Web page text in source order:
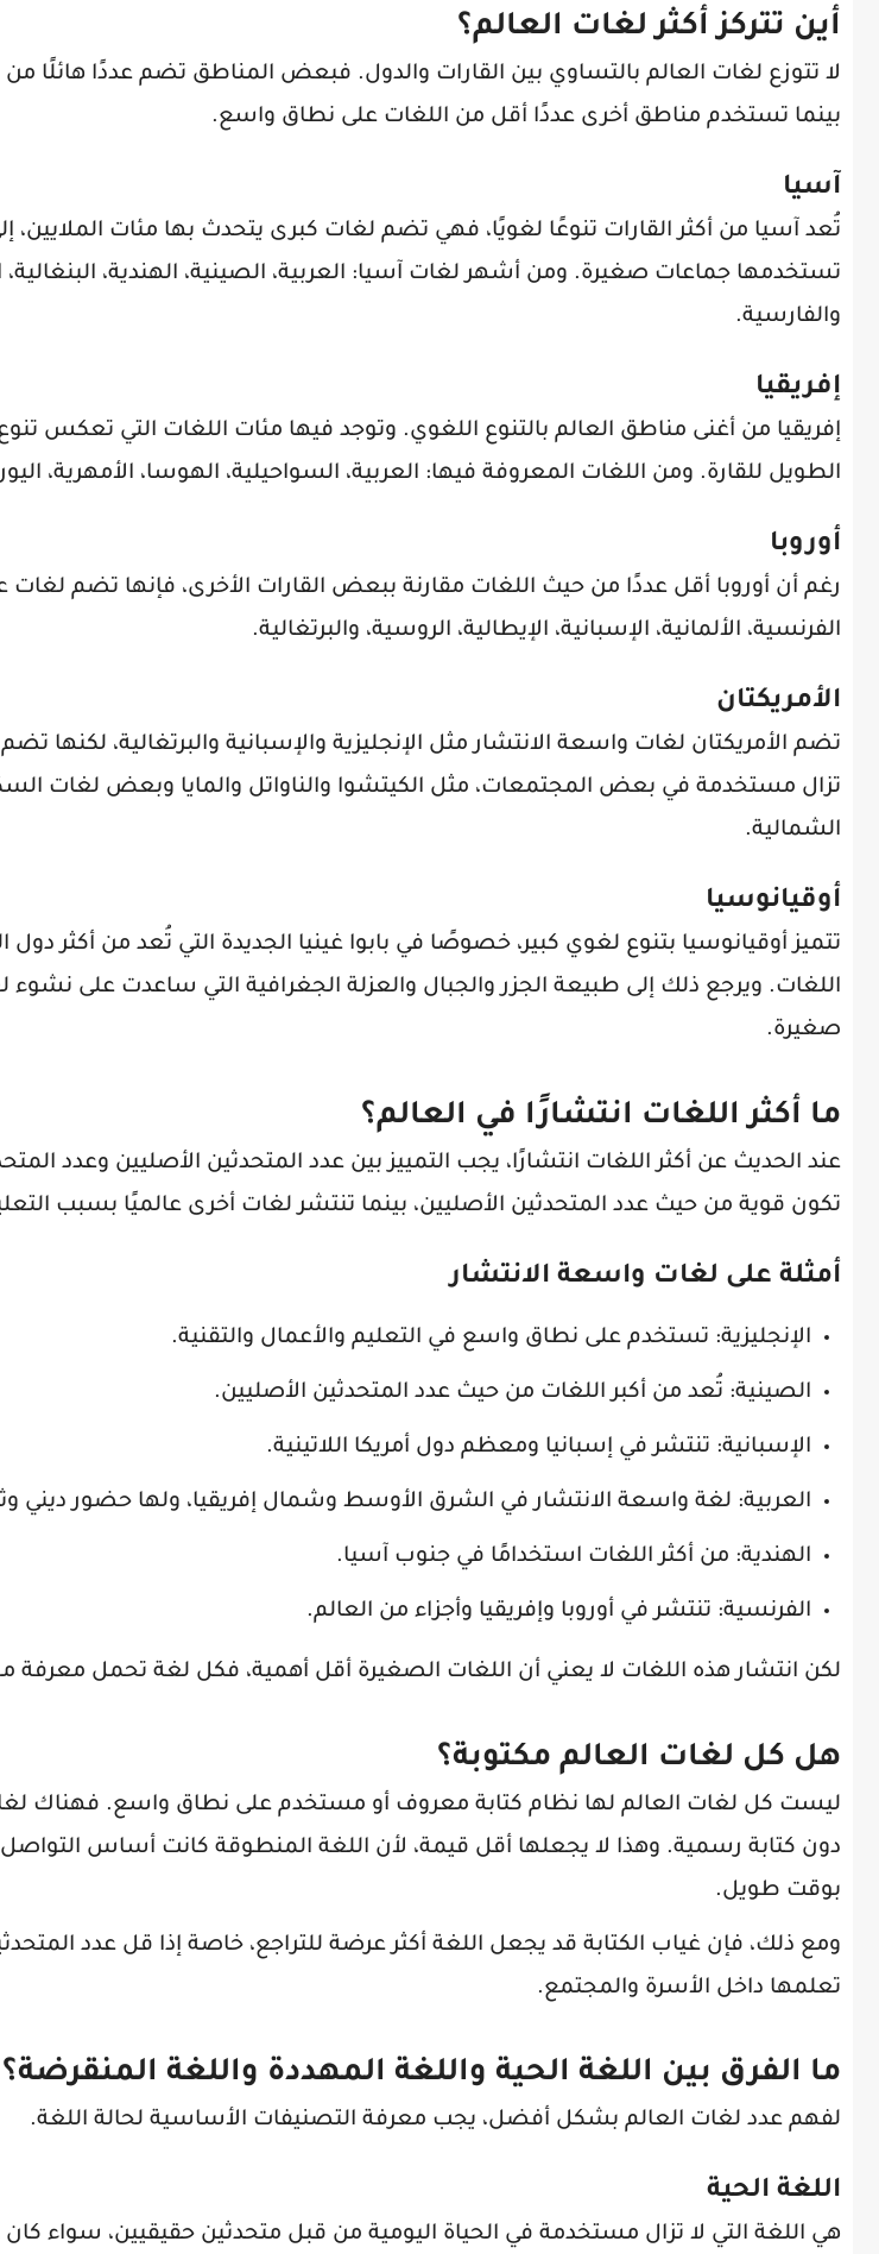
أين تتركز أكثر لغات العالم؟
لا تتوزع لغات العالم بالتساوي بين القارات والدول. فبعض المناطق تضم عددًا هائلًا من
بينما تستخدم مناطق أخرى عددًا أقل من اللغات على نطاق واسع.
آسيا
تُعد آسيا من أكثر القارات تنوعًا لغويًا، فهي تضم لغات كبرى يتحدث بها مئات الملايين،
تستخدمها جماعات صغيرة. ومن أشهر لغات آسيا: العربية، الصينية، الهندية، البنغالية،
والفارسية.
إفريقيا
إفريقيا من أغنى مناطق العالم بالتنوع اللغوي. وتوجد فيها مئات اللغات التي تعكس
الطويل للقارة. ومن اللغات المعروفة فيها: العربية، السواحيلية، الهوسا، الأمهرية،
أوروبا
رغم أن أوروبا أقل عددًا من حيث اللغات مقارنة ببعض القارات الأخرى، فإنها تضم لغات
الفرنسية، الألمانية، الإسبانية، الإيطالية، الروسية، والبرتغالية.
الأمريكتان
تضم الأمريكتان لغات واسعة الانتشار مثل الإنجليزية والإسبانية والبرتغالية، لكنها
تزال مستخدمة في بعض المجتمعات، مثل الكيتشوا والناواتل والمايا وبعض لغات
الشمالية.
أوقيانوسيا
تتميز أوقيانوسيا بتنوع لغوي كبير، خصوصًا في بابوا غينيا الجديدة التي تُعد من أكثر
اللغات. ويرجع ذلك إلى طبيعة الجزر والجبال والعزلة الجغرافية التي ساعدت على
صغيرة.
ما أكثر اللغات انتشارًا في العالم؟
عند الحديث عن أكثر اللغات انتشارًا، يجب التمييز بين عدد المتحدثين الأصليين وعدد
تكون قوية من حيث عدد المتحدثين الأصليين، بينما تنتشر لغات أخرى عالميًا بسبب
أمثلة على لغات واسعة الانتشار
الإنجليزية: تستخدم على نطاق واسع في التعليم والأعمال والتقنية.
الصينية: تُعد من أكبر اللغات من حيث عدد المتحدثين الأصليين.
الإسبانية: تنتشر في إسبانيا ومعظم دول أمريكا اللاتينية.
العربية: لغة واسعة الانتشار في الشرق الأوسط وشمال إفريقيا، ولها حضور ديني
الهندية: من أكثر اللغات استخدامًا في جنوب آسيا.
الفرنسية: تنتشر في أوروبا وإفريقيا وأجزاء من العالم.
لكن انتشار هذه اللغات لا يعني أن اللغات الصغيرة أقل أهمية، فكل لغة تحمل معرفة
هل كل لغات العالم مكتوبة؟
ليست كل لغات العالم لها نظام كتابة معروف أو مستخدم على نطاق واسع. فهناك
دون كتابة رسمية. وهذا لا يجعلها أقل قيمة، لأن اللغة المنطوقة كانت أساس
بوقت طويل.
ومع ذلك، فإن غياب الكتابة قد يجعل اللغة أكثر عرضة للتراجع، خاصة إذا قل عدد
تعلمها داخل الأسرة والمجتمع.
ما الفرق بين اللغة الحية واللغة المهددة واللغة المنقرضة؟
لفهم عدد لغات العالم بشكل أفضل، يجب معرفة التصنيفات الأساسية لحالة اللغة.
اللغة الحية
هي اللغة التي لا تزال مستخدمة في الحياة اليومية من قبل متحدثين حقيقيين، سواء كان